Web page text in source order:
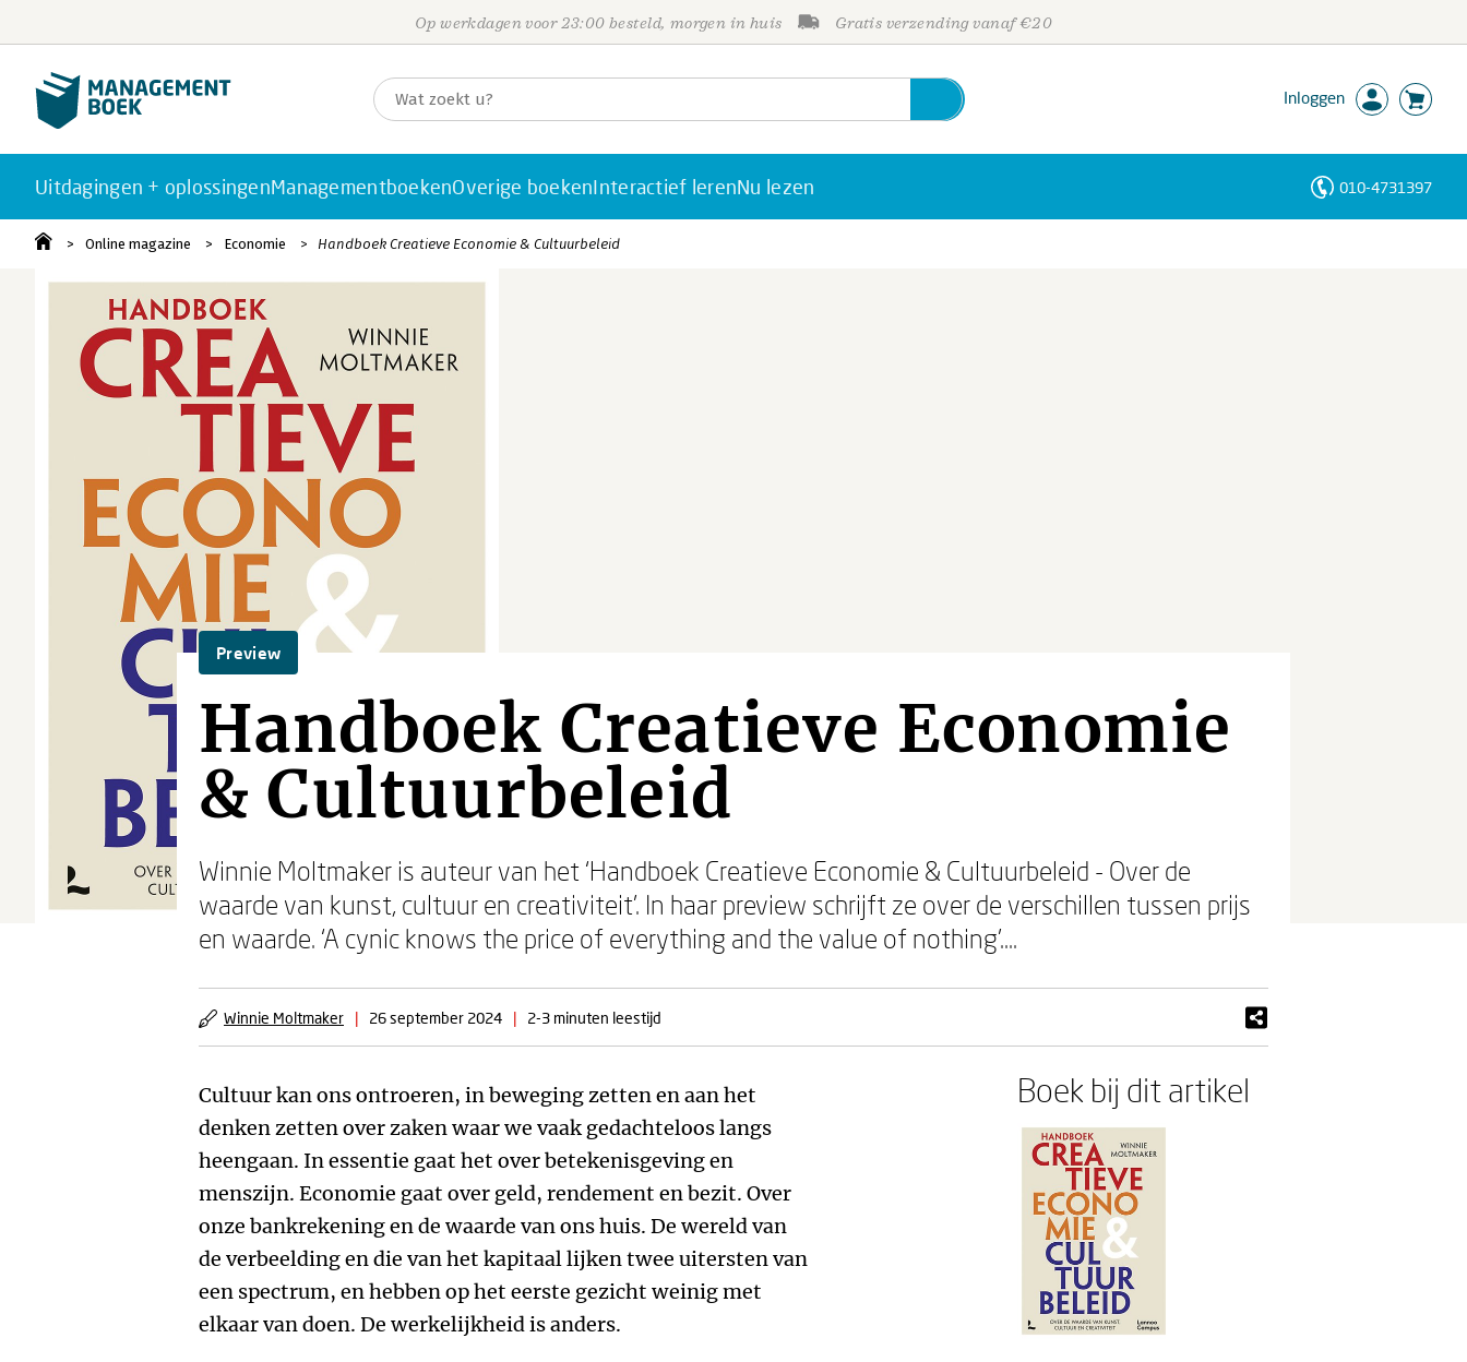
Op werkdagen voor 23:00 besteld, morgen in huis Gratis verzending vanaf €20
Inloggen
Uitdagingen + oplossingenManagementboekenOverige boekenInteractief lerenNu lezen 010-4731397
Online magazine Economie Handboek Creatieve Economie & Cultuurbeleid
Preview
Handboek Creatieve Economie
& Cultuurbeleid
Winnie Moltmaker is auteur van het ‘Handboek Creatieve Economie & Cultuurbeleid - Over de
waarde van kunst, cultuur en creativiteit’. In haar preview schrijft ze over de verschillen tussen prijs
en waarde. ‘A cynic knows the price of everything and the value of nothing’....
Winnie Moltmaker | 26 september 2024 | 2-3 minuten leestijd
Cultuur kan ons ontroeren, in beweging zetten en aan het
denken zetten over zaken waar we vaak gedachteloos langs
heengaan. In essentie gaat het over betekenisgeving en
menszijn. Economie gaat over geld, rendement en bezit. Over
onze bankrekening en de waarde van ons huis. De wereld van
de verbeelding en die van het kapitaal lijken twee uitersten van
een spectrum, en hebben op het eerste gezicht weinig met
elkaar van doen. De werkelijkheid is anders.
Boek bij dit artikel
Personen